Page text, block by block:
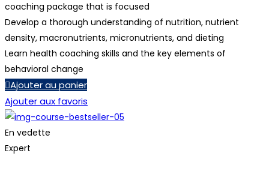
coaching package that is focused
Develop a thorough understanding of nutrition, nutrient
density, macronutrients, micronutrients, and dieting
Learn health coaching skills and the key elements of
behavioral change
Ajouter au panier
Ajouter aux favoris
En vedette
Expert